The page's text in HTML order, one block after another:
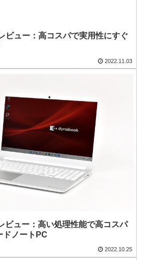
ビュー：高コスパで実用性にすぐ
2022.11.03
ュー：高い処理性能で高コスパ
ドノートPC
2022.10.25